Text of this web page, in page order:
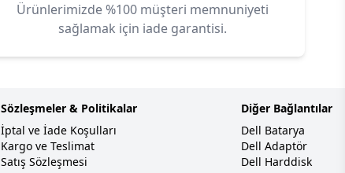
Ürünlerimizde %100 müşteri memnuniyeti
sağlamak için iade garantisi.
Sözleşmeler & Politikalar
İptal ve İade Koşulları
Kargo ve Teslimat
Satış Sözleşmesi
Diğer Bağlantılar
Dell Batarya
Dell Adaptör
Dell Harddisk